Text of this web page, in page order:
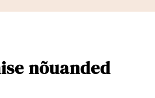
nõuanded